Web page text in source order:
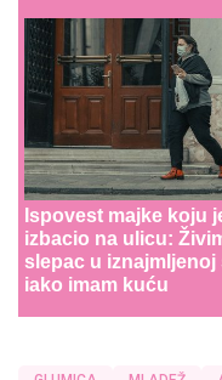
Ispovest majke koju
izbacio na ulicu:
slepac u iznajmljenoj
iako imam kuću